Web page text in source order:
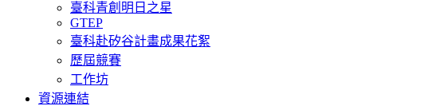
臺科青創明日之星
GTEP
臺科赴矽谷計畫成果花絮
歷屆競賽
工作坊
資源連結